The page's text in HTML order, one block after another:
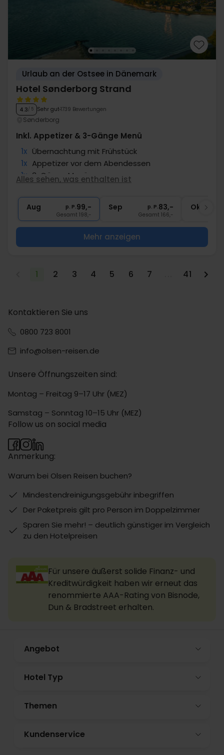
Urlaub an der Ostsee in Dänemark
Hotel Sønderborg Strand
4.3/ 5 Sehr gut 1739 Bewertungen
Sønderborg
Inkl. Appetizer & 3-Gänge Menü
1x Übernachtung mit Frühstück
1x Appetizer vor dem Abendessen
1x 3-Gänge Menü
∞ Gratis Parken
Alles sehen, was enthalten ist
Aug p. P.99,-
Gesamt 198,-
Sep p. P.83,-
Gesamt 166,-
Okt
Mehr anzeigen
1 2 3 4 5 6 7 41
Kontaktieren Sie uns
0800 723 8001
info@olsen-reisen.de
Unsere Öffnungszeiten sind:
Montag – Freitag 9–17 Uhr (MEZ)
Samstag – Sonntag 10–15 Uhr (MEZ)
Anmerkung:
Warum bei Olsen Reisen buchen?
Mindestendreinigungsgebühr inbegriffen
Der Paketpreis gilt pro Person im Doppelzimmer
Sparen Sie mehr! – deutlich günstiger im Vergleich
zu den Hotelpreisen
Follow us on social media
Für unsere äußerst solide Finanz- und
Kreditwürdigkeit haben wir erneut das
renommierte AAA-Rating von Bisnode,
Dun & Bradstreet erhalten.
Angebot
Hotel Typ
Themen
Kundenservice